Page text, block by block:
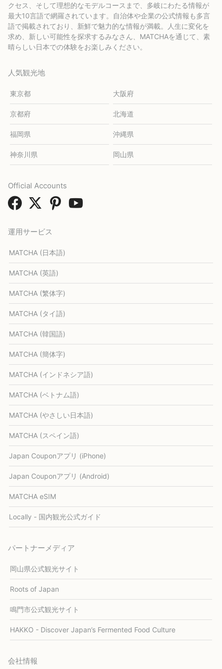
クセス、そして理想的なモデルコースまで、多岐にわたる情報が
最大10言語で網羅されています。自治体や企業の公式情報も多言
語で掲載されており、新鮮で魅力的な情報が満載。人生に変化を
求め、新しい可能性を探求するみなさん、MATCHAを通じて、素
晴らしい日本での体験をお楽しみください。
人気観光地
東京都 大阪府
京都府 北海道
福岡県 沖縄県
神奈川県 岡山県
運用サービス
MATCHA (日本語)
MATCHA (英語)
MATCHA (繁体字)
MATCHA (タイ語)
MATCHA (韓国語)
MATCHA (簡体字)
MATCHA (インドネシア語)
MATCHA (ベトナム語)
MATCHA (やさしい日本語)
MATCHA (スペイン語)
Japan Couponアプリ (iPhone)
Japan Couponアプリ (Android)
MATCHA eSIM
Locally - 国内観光公式ガイド
パートナーメディア
岡山県公式観光サイト
Roots of Japan
鳴門市公式観光サイト
HAKKO - Discover Japan’s Fermented Food Culture
会社情報
Official Accounts